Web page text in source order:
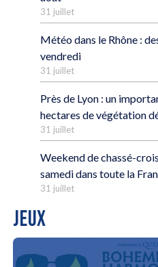
31 juillet
Météo dans le Rhône :
vendredi
31 juillet
Près de Lyon : un
hectares de végétation
31 juillet
Weekend de chassé-
samedi dans toute la
31 juillet
JEUX